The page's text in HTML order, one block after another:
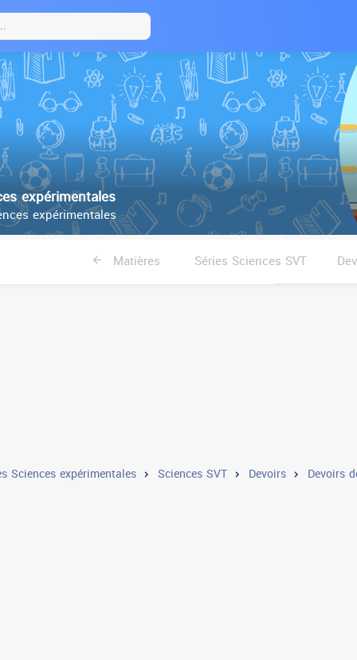
expérimentales
expérimentales
Matières Séries Sciences SVT
Sciences expérimentales Sciences SVT Devoirs Devoirs